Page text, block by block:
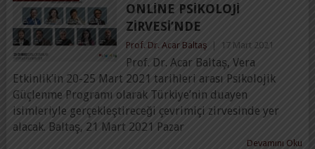
ONLINE PSIKOLOJI
ZIRVESI’NDE
Prof. Dr. Acar Baltaş 17 Mart 2021
Prof. Dr. Acar Baltaş, Vera
Etkinlik’in 20-25 Mart 2021 tarihleri arası Psikolojik
Güçlenme Programı olarak Türkiye’nin duayen
isimleriyle gerçekleştireceği çevrimiçi zirvesinde yer
alacak. Baltaş, 21 Mart 2021 Pazar
Devamını Oku